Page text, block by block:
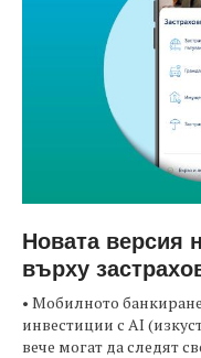
Новата
върху
• Мобилното
инвестиции с AI
вече могат да следят